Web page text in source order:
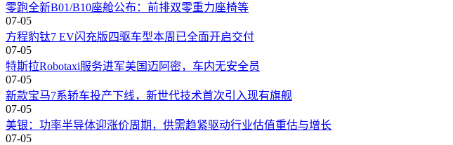
零跑全新B01/B10座舱公布：前排双零重力座椅等
07-05
方程豹钛7 EV闪充版四驱车型本周已全面开启交付
07-05
特斯拉Robotaxi服务进军美国迈阿密，车内无安全员
07-05
新款宝马7系轿车投产下线，新世代技术首次引入现有旗舰
07-05
美银：功率半导体迎涨价周期，供需趋紧驱动行业估值重估与增长
07-05